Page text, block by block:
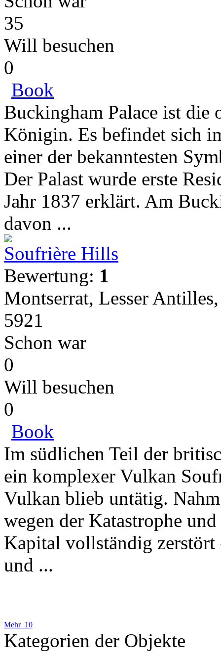
35
Will besuchen
0
Book
Buckingham Palace ist die
Königin. Es befindet sich
einer der bekanntesten
Der Palast wurde erste
Jahr 1837 erklärt. Am
davon ...
Soufrière Hills
Bewertung: 1
Montserrat, Lesser
5921
Schon war
0
Will besuchen
0
Book
Im südlichen Teil der
ein komplexer Vulkan
Vulkan blieb untätig.
wegen der Katastrophe
Kapital vollständig zerstört
und ...
Mehr 10
Kategorien der Objekte